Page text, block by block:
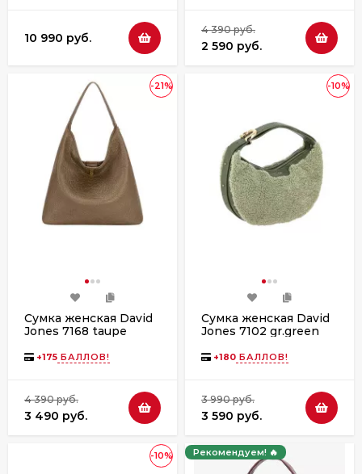
10 990 руб.
4 390 руб.
2 590 руб.
-21%
Сумка женская David
Jones 7168 taupe
+175 БАЛЛОВ!
4 390 руб.
3 490 руб.
-10%
Сумка женская David
Jones 7102 gr.green
+180 БАЛЛОВ!
3 990 руб.
3 590 руб.
-10% Рекомендуем! 🔥